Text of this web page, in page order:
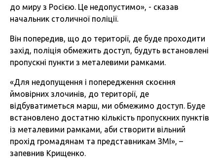
до миру з Росією. Це недопустимо», - сказав
начальник столичної поліції.
Він попередив, що до території, де буде проходити
захід, поліція обмежить доступ, будуть встановлені
пропускні пункти з металевими рамками.
«Для недопущення і попередження скоєння
ймовірних злочинів, до території, де
відбуватиметься марш, ми обмежимо доступ. Буде
встановлено достатню кількість пропускних пунктів
із металевими рамками, аби створити вільний
прохід громадянам та представникам ЗМІ», –
запевнив Крищенко.